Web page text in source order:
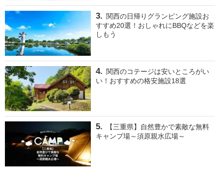
関西の日帰りグランピング施設お
すすめ20選！おしゃれにBBQなどを楽
しもう
関西のコテージは安いところがい
い！おすすめの格安施設18選
【三重県】自然豊かで素敵な無料
キャンプ場～須原親水広場～